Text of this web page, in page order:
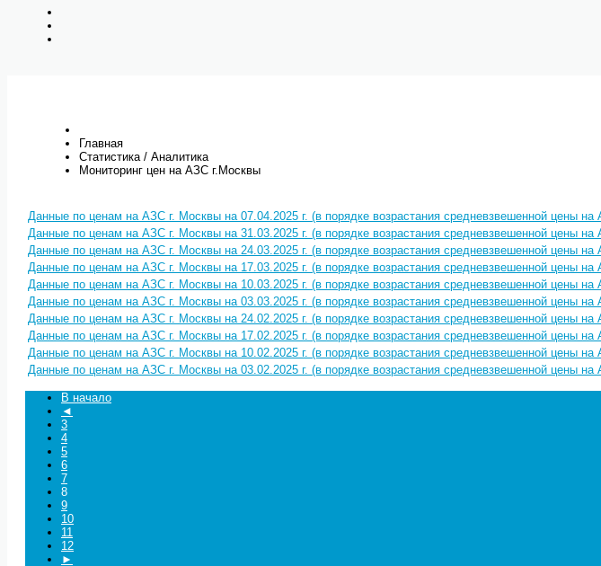
Главная
Статистика / Аналитика
Мониторинг цен на АЗС г.Москвы
Данные по ценам на АЗС г. Москвы на 07.04.2025 г. (в порядке возрастания средневзвешенной цены на
Данные по ценам на АЗС г. Москвы на 31.03.2025 г. (в порядке возрастания средневзвешенной цены на
Данные по ценам на АЗС г. Москвы на 24.03.2025 г. (в порядке возрастания средневзвешенной цены на
Данные по ценам на АЗС г. Москвы на 17.03.2025 г. (в порядке возрастания средневзвешенной цены на
Данные по ценам на АЗС г. Москвы на 10.03.2025 г. (в порядке возрастания средневзвешенной цены на
Данные по ценам на АЗС г. Москвы на 03.03.2025 г. (в порядке возрастания средневзвешенной цены на
Данные по ценам на АЗС г. Москвы на 24.02.2025 г. (в порядке возрастания средневзвешенной цены на
Данные по ценам на АЗС г. Москвы на 17.02.2025 г. (в порядке возрастания средневзвешенной цены на
Данные по ценам на АЗС г. Москвы на 10.02.2025 г. (в порядке возрастания средневзвешенной цены на
Данные по ценам на АЗС г. Москвы на 03.02.2025 г. (в порядке возрастания средневзвешенной цены на
В начало
◄
3
4
5
6
7
8
9
10
11
12
►